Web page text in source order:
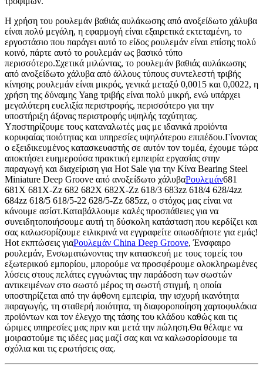
Η χρήση του ρουλεμάν βαθιάς αυλάκωσης από ανοξείδωτο χάλυβα
είναι πολύ μεγάλη, η εφαρμογή είναι εξαιρετικά εκτεταμένη, το
εργοστάσιο που παράγει αυτό το είδος ρουλεμάν είναι επίσης πολύ
κοινό, πάρτε αυτό το ρουλεμάν ως βασικό τύπο
περισσότερο.Σχετικά μιλώντας, το ρουλεμάν βαθιάς αυλάκωσης
από ανοξείδωτο χάλυβα από άλλους τύπους συντελεστή τριβής
κίνησης ρουλεμάν είναι μικρός, γενικά μεταξύ 0,0015 και 0,0022, η
χρήση της δύναμης Yang τριβής είναι πολύ μικρή, ενώ υπάρχει
μεγαλύτερη ευελιξία περιστροφής, περισσότερο για την
υποστήριξη άξονας περιστροφής υψηλής ταχύτητας.
Υποστηρίζουμε τους καταναλωτές μας με ιδανικά προϊόντα
κορυφαίας ποιότητας και υπηρεσίες υψηλότερου επιπέδου.Γίνοντας
ο εξειδικευμένος κατασκευαστής σε αυτόν τον τομέα, έχουμε τώρα
αποκτήσει ευημερούσα πρακτική εμπειρία εργασίας στην
παραγωγή και διαχείριση για Hot Sale για την Κίνα Bearing Steel
Miniature Deep Groove από ανοξείδωτο χάλυβαΡουλεμάν681
681X 681X-Zz 682 682X 682X-Zz 618/3 683zz 618/4 628/4zz
684zz 618/5 618/5-22 628/5-Zz 685zz, ο στόχος μας είναι να
κάνουμε ασίστ.Καταβάλλουμε καλές προσπάθειες για να
συνειδητοποιήσουμε αυτή τη δύσκολη κατάσταση που κερδίζει και
σας καλωσορίζουμε ειλικρινά να εγγραφείτε οπωσδήποτε για εμάς!
Hot εκπτώσεις γιαΡουλεμάν China Deep Groove, Ένσφαιρο
ρουλεμάν, Ενσωματώνοντας την κατασκευή με τους τομείς του
εξωτερικού εμπορίου, μπορούμε να προσφέρουμε ολοκληρωμένες
λύσεις στους πελάτες εγγυώντας την παράδοση των σωστών
αντικειμένων στο σωστό μέρος τη σωστή στιγμή, η οποία
υποστηρίζεται από την άφθονη εμπειρία, την ισχυρή ικανότητα
παραγωγής, τη σταθερή ποιότητα, τη διαφοροποίηση χαρτοφυλάκια
προϊόντων και τον έλεγχο της τάσης του κλάδου καθώς και τις
ώριμες υπηρεσίες μας πριν και μετά την πώληση.Θα θέλαμε να
μοιραστούμε τις ιδέες μας μαζί σας και να καλωσορίσουμε τα
σχόλια και τις ερωτήσεις σας.